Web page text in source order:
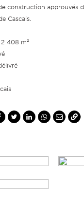
construction approuvés
Cascais.
408 m²